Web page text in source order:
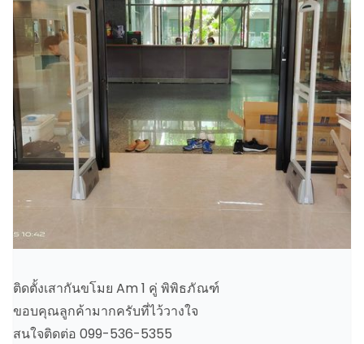
ติดตั้งเสากันขโมย Am 1 คู่ พิพิธภัณฑ์
ขอบคุณลูกค้ามากครับที่ไว้วางใจ
สนใจติดต่อ 099-536-5355